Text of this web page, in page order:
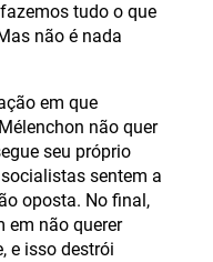
tudo o que
não é nada
em que
não quer
seu próprio
sentem a
oposta. No final,
em não querer
e isso destrói